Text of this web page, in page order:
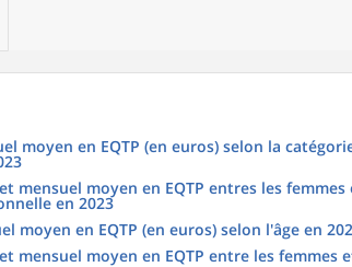
moyen en EQTP (en euros) selon la
mensuel moyen en EQTP entres les
en 2023
moyen en EQTP (en euros) selon l'âge en
mensuel moyen en EQTP entre les femmes